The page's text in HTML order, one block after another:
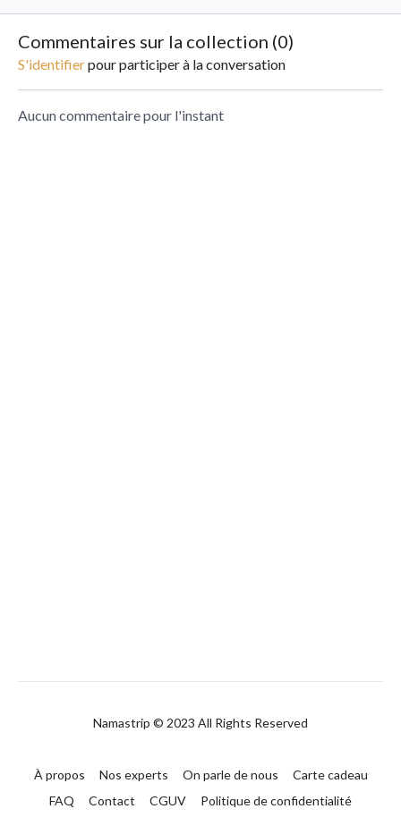
énergie grâce à Léa et son
pouvant impacter votre
libérateur.
afin de
Commentaires sur la collection (0)
S'identifierpour participer à la conversation
Aucun commentaire pour l'instant
Namastrip © 2023 All Rights Reserved
À propos Nos experts On parle de nous
Carte cadeau
FAQ
Contact CGUV Politique de confidentialité